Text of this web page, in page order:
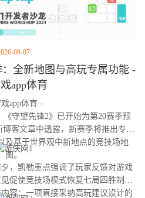
08-07
：全新地图与高玩专属功能 -
app体育
app体育 -
守望先锋2》已开始为第20赛季预
客文章中透露，新赛季将推出专为
及基于世界观中新地点的竞技场地
图。
凯勒重点强调了玩家反馈对游戏
使竞技场模式恢复七局四胜制。
容：一项直接采纳高玩建议设计的